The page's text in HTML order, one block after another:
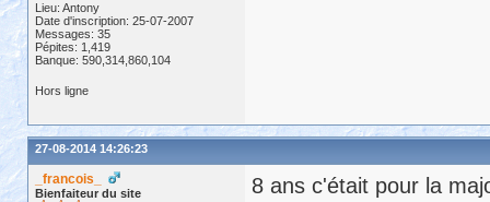
Lieu: Antony
Date d'inscription: 25-07-2007
Messages: 35
Pépites: 1,419
Banque: 590,314,860,104
Hors ligne
27-08-2014 14:26:23
_francois_
Bienfaiteur du site
8 ans c'était pour la